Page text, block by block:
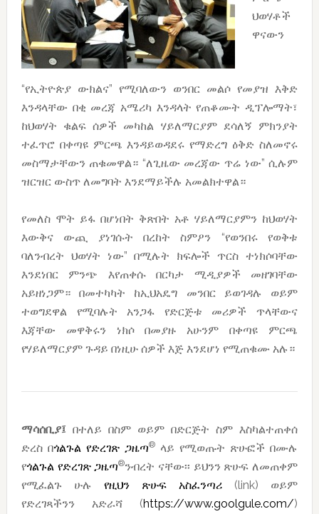
ህወሃቶች
ዋናውን
“የኢትዮጵያ ውክልና” የሚባለውን ወንበር መልሶ የመያዝ እቅድ
እንዳላቸው በቂ መረጃ አሜሪካ እንዳላት የጠቆሙት ዲፕሎማት፣
ከህወሃት ቁልፍ ሰዎች መካከል ሃይለማርያም ደሳለኝ ምክንያት
ተፈጥሮ በቀጣዩ ምርጫ እንዳይወዳደሩ የማድረግ ዕቅድ ስለመኖሩ
መስማታቸውን ጠቁመዋል። “ለጊዜው መረጃው ጥሬ ነው” ሲሉም
ዝርዝር ውስጥ ለመግባት እንደማይችሉ አመልክተዋል።
የመለስ ሞት ይፋ በሆነበት ቅጽበት አቶ ሃይለማርያምን ከህወሃት
እውቅና ውጪ ያነገሱት በረከት ስምዖን “የወንበሩ የወቅቱ
ባለንብረት ህወሃት ነው” በሚሉት ክፍሎች ጥርስ ተነክሶባቸው
እንደነበር ምንጭ እየጠቀሱ በርካታ ሚዲያዎች መዘገባቸው
አይዘነጋም። በመተካካት ከኢህአዴግ መንበር ይወገዳሉ ወይም
ተወግደዋል የሚባሉት አንጋፋ የድርጅቱ መሪዎች ጥላቸውና
እጃቸው መዋቅሩን ነክሶ በመያዙ አሁንም በቀጣዩ ምርጫ
የሃይለማርያም ጉዳይ በነዚሁ ሰዎች እጅ እንደሆነ የሚጠቁሙ አሉ።
ማሳሰቢያ፤ በተለይ በስም ወይም በድርጅት ስም እስካልተጠቀሰ
ድረስ በጎልጉል የድረገጽ ጋዜጣ® ላይ የሚወጡት ጽሁፎች በሙሉ
የጎልጉል የድረገጽ ጋዜጣ®ንብረት ናቸው፡፡ ይህንን ጽሁፍ ለመጠቀም
የሚፈልጉ ሁሉ የዚህን ጽሁፍ አስፈንጣሪ (link) ወይም
የድረገጻችንን አድራሻ (https://www.goolgule.com/)